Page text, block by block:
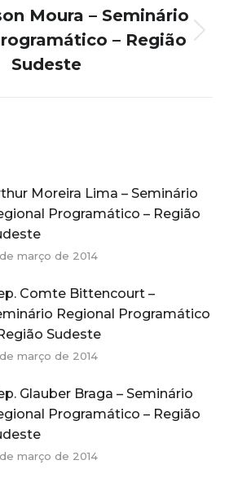
Próximo
post:
Moura – Seminário
– Região
Sudeste
Moreira Lima – Seminário
Programático – Região
de março de 2014
Comte Bittencourt –
Regional Programático
Sudeste
de março de 2014
Glauber Braga – Seminário
Programático – Região
de março de 2014